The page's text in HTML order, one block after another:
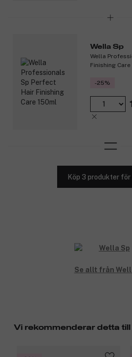
Wella Sp
Wella
Finishing Care
-25%
Köp 3 produkter
Se allt från
Vi rekommenderar detta till